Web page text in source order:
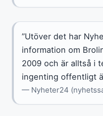
”Utöver det har
information om
2009 och är alltså i
ingenting offentligt
— Nyheter24